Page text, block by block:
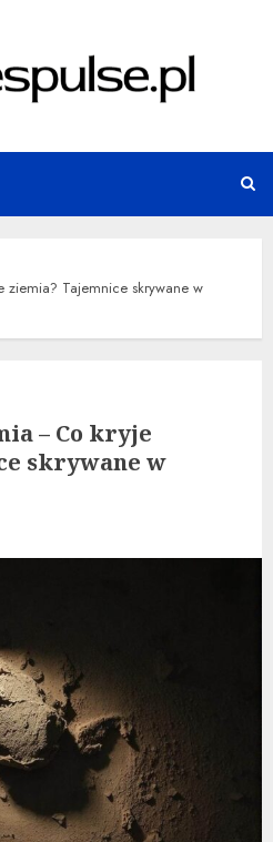
Tajemnice skrywane w
– Co kryje
skrywane w